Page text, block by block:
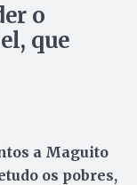
o
que
a Maguito
os pobres,